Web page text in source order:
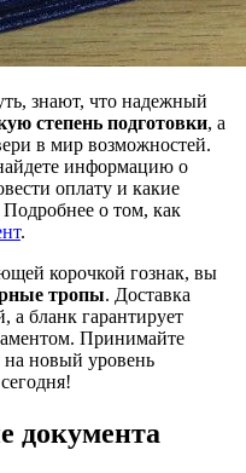
знают, что надежный
степень подготовки, а
в мир возможностей.
информацию о
оплату и какие
о том, как
.
корочкой гознак, вы
тропы. Доставка
а бланк гарантирует
Принимайте
новый уровень
документа